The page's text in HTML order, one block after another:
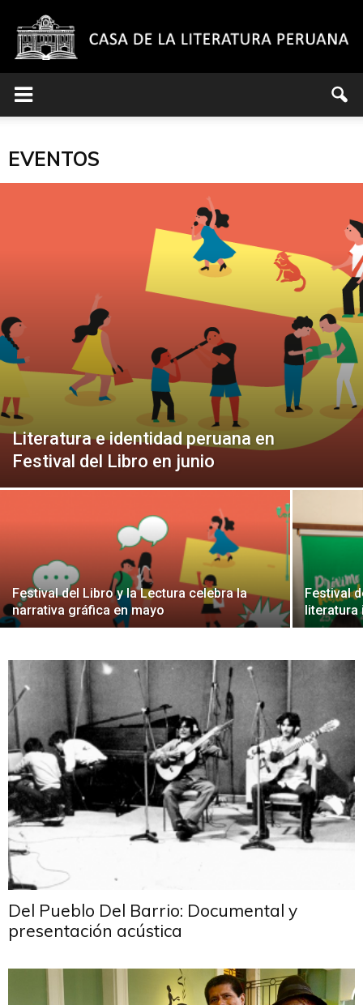
Peruana
EVENTOS
Literatura e identidad peruana en
Festival del Libro en junio
Festival del Libro y la Lectura celebra la
narrativa gráfica en mayo
Festival
literatura
Del Pueblo Del Barrio: Documental y
presentación acústica